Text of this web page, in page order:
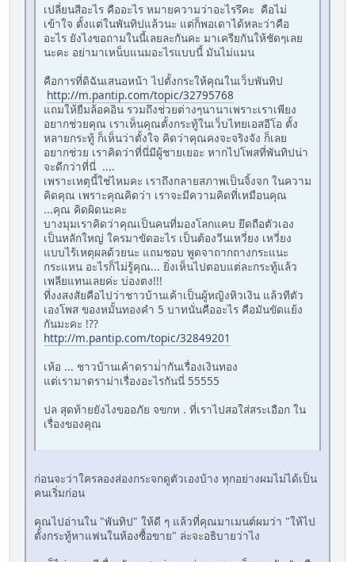
เปลี่ยนสีอะไร คืออะไร หมายความว่าอะไรรึคะ คือไม่
เข้าใจ ตั้งแต่ในพันทิปแล้วนะ แต่ก็พอเดาได้หละว่าคือ
อะไร ยังไงขอถามในนี้เลยละกันคะ มาเครียกันให้ชัดๆเลย
นะคะ อย่ามาเหน็บแนมอะไรแบบนี้ มันไม่แมน
คือการที่ดิฉันเสนอหน้า ไปตั้งกระให้คุณในเว็บพันทิป
http://m.pantip.com/topic/32795768
แถมให้ยืมล้อคอิน รวมถึงช่วยต่างๆนานาเพราะเราเพียง
อยากช่วยคุณ เราเห็นคุณตั้งกระทู้ในเว็บไทยเอสอีโอ ตั้ง
หลายกระทู้ ก็เห็นว่าตั้งใจ คิดว่าคุณคงจะจริงจัง ก็เลย
อยากช่วย เราคิดว่าที่นี่มีผู้ชายเยอะ หากไปโพสที่พันทิปน่า
จะดีกว่าที่นี่ ....
เพราะเหตุนี้ใช่ไหมคะ เราถึงกลายสภาพเป็นจิ้งจก ในความ
คิดคุณ เพราะคุณคิดว่า เราจะมีความคิดที่เหมือนคุณ
...คุณ คิดผิดนะคะ
บางมุมเราคิดว่าคุณเป็นคนที่มองโลกแคบ ยึดถือตัวเอง
เป็นหลักใหญ่ ใครมาขัดอะไร เป็นต้องวีนเหวี่ยง เหวี่ยง
แบบไร้เหตุผลด้วยนะ แถมชอบ พูดจาถากถางกระแนะ
กระแหน อะไรก็ไม่รู้คุณ... ยิ่งเห็นไปตอบแต่ละกระทู้แล้ว
เพลียแทนเลยค่ะ บ่องตง!!!
ที่งงสงสัยคือไปว่าชาวบ้านเค้าเป็นผู้หญิงหิวเงิน แล้วทีตัว
เองโพส ของหมั้นทองคำ 5 บาทนั่นคืออะไร คือมันขัดแย้ง
กันมะคะ !??
http://m.pantip.com/topic/32849201
เห้อ ... ชาวบ้านเค้าดราม่่ากันเรื่องเงินทอง
แต่เรามาดราม่าเรื่องอะไรกันนี่ 55555
ปล สุดท้ายยังไงขออภัย จขกท . ที่เราไปสอใส่สระเอือก ใน
เรื่องของคุณ
ก่อนจะว่าใครลองส่องกระจกดูตัวเองบ้าง ทุกอย่างผมไม่ได้เป็น
คนเริ่มก่อน
คุณไปอ่านใน "พันทิป" ให้ดี ๆ แล้วที่คุณมาเมนต์ผมว่า "ให้ไป
ตั้งกระทู้หาแฟนในห้องซื้อขาย" ล่ะจะอธิบายว่าไง